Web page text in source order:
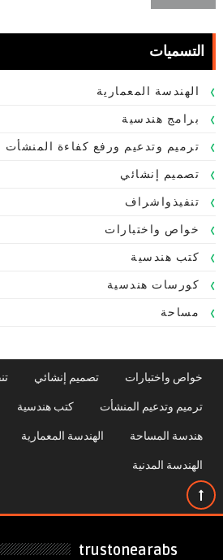
التسميات
الهندسة المعمارية
برامج هندسية
ترميم وتدعيم ورفع كفاءة المنشأت
تصميم إنشائي
تنفيذواشراف
خواص واختبارات
كتب هندسية
كورسات هندسية
مساحة
خواص واختبارات تصميم إنشائي
ترميم وتدعيم المنشأت كتب هندسية
هندسة المساحة الهندسة المعمارية
الهندسة المدنية
trustonearabs